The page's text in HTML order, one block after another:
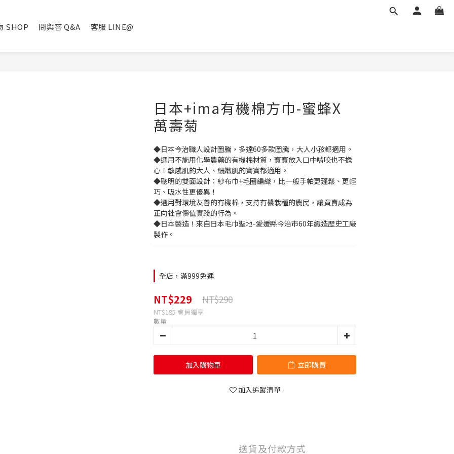
SHOP 問與答 Q&A 客服 LINE@
日本+ima有機棉方巾-蜜蜂X
萬壽菊
◆日本今治職人設計圖騰，多達60多款圖騰，大人小孩都適用。
◆選用不施用化學農藥的有機棉材質，寶寶放入口中啃咬也不擔
心！敏感肌的大人、細嫩肌的寶寶都適用。
◆聰明的雙面設計：紗布巾+毛圈編織，比一般手帕更蓬鬆、更輕
巧、吸水性更優異！
◆選用對環境友善的有機棉，支持有機栽種的農民，讓買賣成為
正向社會價值實踐的行為。
◆日本製造！來自日本毛巾聖地-愛媛縣今治市60年織造歷史工廠
製作。
全店，滿999免運
NT$229 NT$290
NT$195 會員獨享
數量
加入購物車 立即購買
加入追蹤清單
送貨及付款方式